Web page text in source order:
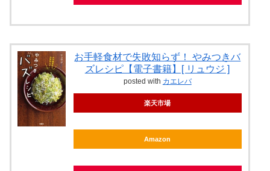
お手軽食材で失敗知らず！ やみつきバ
ズレシピ【電子書籍】[ リュウジ ]
posted with カエレバ
楽天市場
Amazon